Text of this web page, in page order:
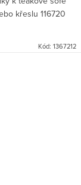
křeslu 116720
Kód: 1367212